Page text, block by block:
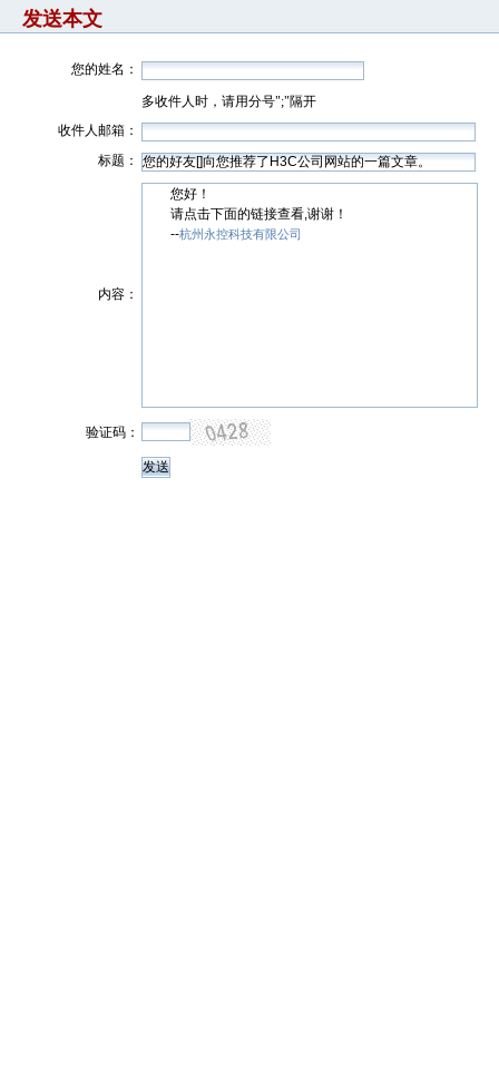
发送本文
您的姓名：
多收件人时，请用分号";"隔开
收件人邮箱：
标题：
内容：
您好！
请点击下面的链接查看,谢谢！
--杭州永控科技有限公司
验证码：